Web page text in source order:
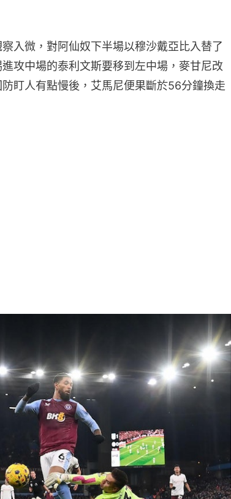
入微，對阿仙奴下半場以穆沙戴亞比入替了
攻中場的泰利文斯要移到左中場，麥甘尼改
盯人有點慢後，艾馬尼便果斷於56分鐘換走